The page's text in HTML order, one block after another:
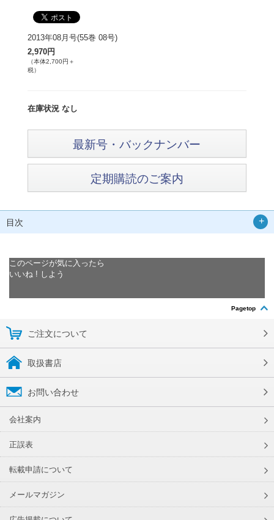
2013年08月号(55巻 08号)
2,970円
（本体2,700円＋
税）
在庫状況 なし
最新号・バックナンバー
定期購読のご案内
目次
このページが気に入ったら
いいね ! しよう
Pagetop
ご注文について
取扱書店
お問い合わせ
会社案内
正誤表
転載申請について
メールマガジン